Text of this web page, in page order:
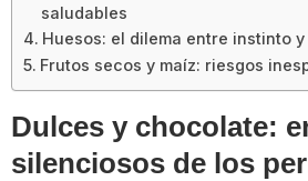
saludables
Huesos: el dilema entre instinto y
Frutos secos y maíz: riesgos
Dulces y chocolate:
silenciosos de los